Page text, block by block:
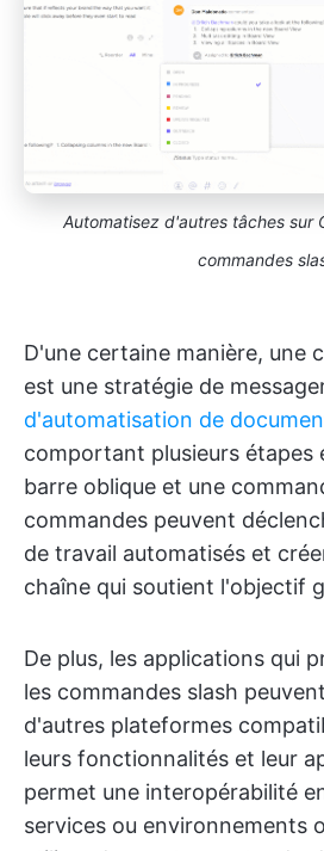
Automatisez d'autres tâches sur
commandes
D'une certaine manière, une
est une stratégie de
d'automatisation de
comportant plusieurs étapes
barre oblique et une
commandes peuvent
de travail automatisés et
chaîne qui soutient l'objectif
De plus, les applications qui
les commandes slash
d'autres plateformes
leurs fonctionnalités et leur
permet une interopérabilité
services ou environnements